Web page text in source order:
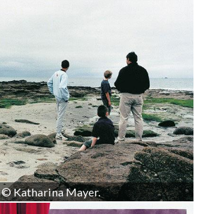
© Katharina Mayer.